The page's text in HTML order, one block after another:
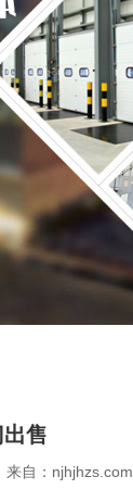
售
自：njhjhzs.com